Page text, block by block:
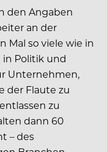
den Angaben
an der
Mal so viele wie in
in Politik und
Unternehmen,
der Flaute zu
zu
dann 60
– des